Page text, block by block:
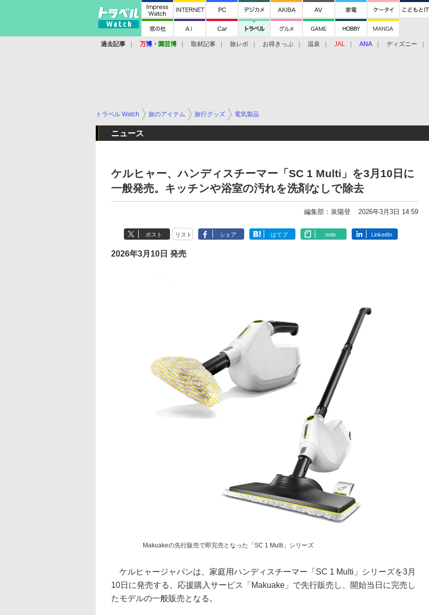
過去記事 万博 ・ 園芸博 取材記事 旅レポ お得きっぷ 温泉 JAL ANA ディズニー
トラベル Watch 旅のアイテム 旅行グッズ 電気製品
ニュース
ケルヒャー、ハンディスチーマー「SC 1 Multi」を3月10日に
一般発売。キッチンや浴室の汚れを洗剤なしで除去
編集部：泉陽登 2026年3月3日 14:59
ポスト リスト シェア はてブ note LinkedIn
2026年3月10日 発売
Makuakeの先行販売で即完売となった「SC 1 Multi」シリーズ
ケルヒャージャパンは、家庭用ハンディスチーマー「SC 1 Multi」シリーズを3月
10日に発売する。応援購入サービス「Makuake」で先行販売し、開始当日に完売し
たモデルの一般販売となる。